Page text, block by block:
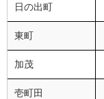
日の出町
東町
加茂
壱町田